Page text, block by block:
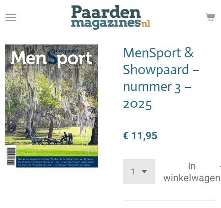
direct
de
hoofdinhoud
MenSport &
Showpaard –
nummer 3 –
2025
€ 11,95
In
winkelwagen